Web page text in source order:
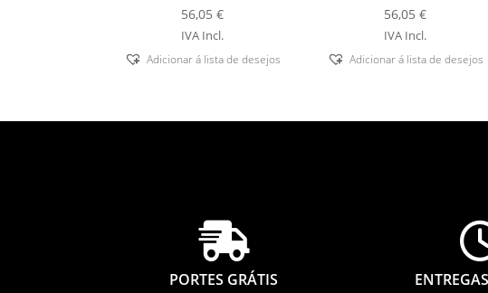
56,05€
IVA Incl.
Adicionar á lista de desejos
56,05€
IVA Incl.
Adicionar á lista de desejos

PORTES GRÁTIS